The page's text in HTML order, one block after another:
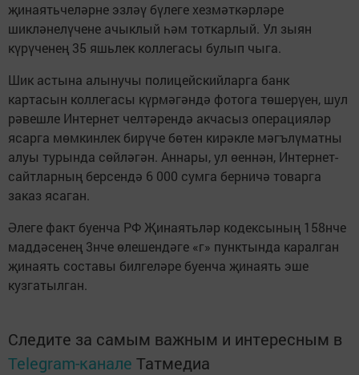
җинаятьчеләрне эзләү бүлеге хезмәткәрләре
шикләнелүчене ачыклый һәм тоткарлый. Ул зыян
күрүченең 35 яшьлек коллегасы булып чыга.
Шик астына алынучы полицейскийларга банк
картасын коллегасы күрмәгәндә фотога төшерүен, шул
рәвешле Интернет челтәрендә акчасыз операцияләр
ясарга мөмкинлек бирүче бөтен кирәкле мәгълүматны
алуы турында сөйләгән. Аннары, ул өеннән, Интернет-
сайтларның берсендә 6 000 сумга берничә товарга
заказ ясаган.
Әлеге факт буенча РФ Җинаятьләр кодексының 158нче
маддәсенең 3нче өлешендәге «г» пунктында каралган
җинаять составы билгеләре буенча җинаять эше
кузгатылган.
Следите за самым важным и интересным в
Telegram-канале Татмедиа